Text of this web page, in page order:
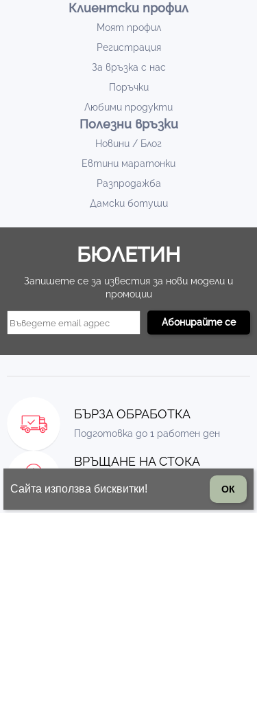
Клиентски профил
Моят профил
Регистрация
За връзка с нас
Поръчки
Любими продукти
Полезни връзки
Новини / Блог
Евтини маратонки
Разпродажба
Дамски ботуши
БЮЛЕТИН
Запишете се за известия за нови модели и
промоции
БЪРЗА ОБРАБОТКА
Подготовка до 1 работен ден
ВРЪЩАНЕ НА СТОКА
стоката
Сайта използва бисквитки! ОК